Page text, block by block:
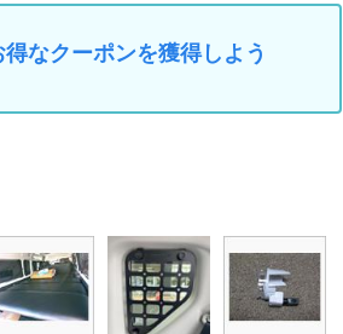
なクーポンを獲得しよう